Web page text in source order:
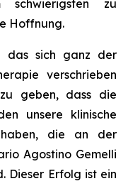
zu
Hoffnung.
das sich ganz der
verschrieben
geben, dass die
unsere klinische
die an der
Agostino Gemelli
Dieser Erfolg ist ein